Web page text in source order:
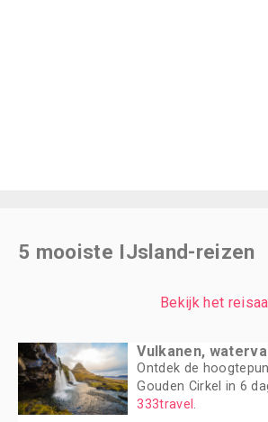
5 mooiste IJsland-reizen
Bekijk het
Vulkanen,
Ontdek de
Gouden Cirkel in 6
333travel.